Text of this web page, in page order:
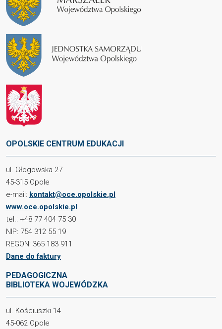
OPOLSKIE CENTRUM EDUKACJI
ul. Głogowska 27
45-315 Opole
e-mail: kontakt@oce.opolskie.pl
www.oce.opolskie.pl
tel.: +48 77 404 75 30
NIP: 754 312 55 19
REGON: 365 183 911
Dane do faktury
PEDAGOGICZNA
BIBLIOTEKA WOJEWÓDZKA
ul. Kościuszki 14
45-062 Opole